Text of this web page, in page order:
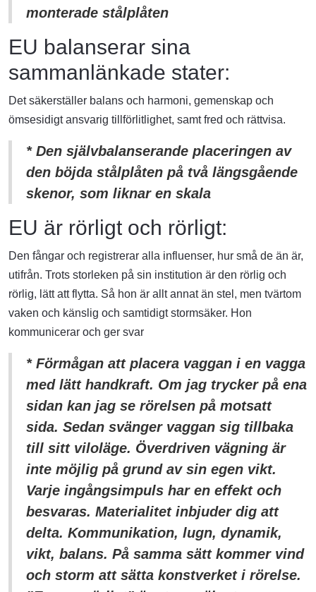
monterade stålplåten
EU balanserar sina
sammanlänkade stater:
Det säkerställer balans och harmoni, gemenskap och
ömsesidigt ansvarig tillförlitlighet, samt fred och rättvisa.
* Den självbalanserande placeringen av
den böjda stålplåten på två längsgående
skenor, som liknar en skala
EU är rörligt och rörligt:
Den fångar och registrerar alla influenser, hur små de än är,
utifrån. Trots storleken på sin institution är den rörlig och
rörlig, lätt att flytta. Så hon är allt annat än stel, men tvärtom
vaken och känslig och samtidigt stormsäker. Hon
kommunicerar och ger svar
* Förmågan att placera vaggan i en vagga
med lätt handkraft. Om jag trycker på ena
sidan kan jag se rörelsen på motsatt
sida. Sedan svänger vaggan sig tillbaka
till sitt viloläge. Överdriven vägning är
inte möjlig på grund av sin egen vikt.
Varje ingångsimpuls har en effekt och
besvaras. Materialitet inbjuder dig att
delta. Kommunikation, lugn, dynamik,
vikt, balans. På samma sätt kommer vind
och storm att sätta konstverket i rörelse.